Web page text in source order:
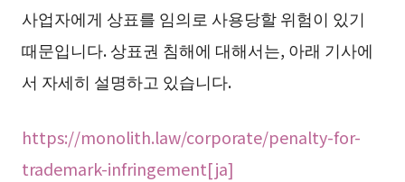
사업자에게 상표를 임의로 사용당할 위험이 있기
때문입니다. 상표권 침해에 대해서는, 아래 기사에
서 자세히 설명하고 있습니다.
https://monolith.law/corporate/penalty-for-
trademark-infringement[ja]